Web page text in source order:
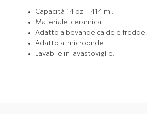
Capacità 14 oz - 414 ml.
Materiale: ceramica.
Adatto a bevande calde e fredde.
Adatto al microonde.
Lavabile in lavastoviglie.